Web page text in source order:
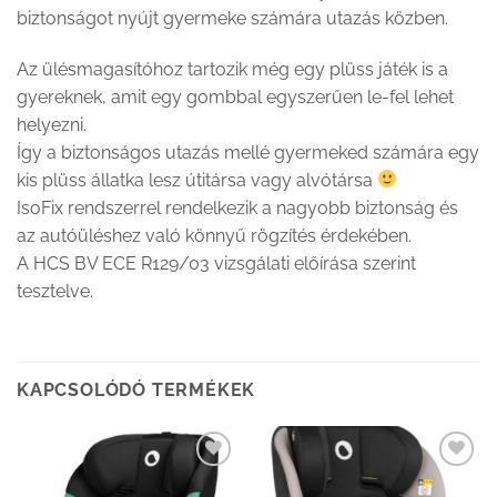
biztonságot nyújt gyermeke számára utazás közben.
Az ülésmagasítóhoz tartozik még egy plüss játék is a
gyereknek, amit egy gombbal egyszerűen le-fel lehet
helyezni.
Így a biztonságos utazás mellé gyermeked számára egy
kis plüss állatka lesz útitársa vagy alvótársa
IsoFix rendszerrel rendelkezik a nagyobb biztonság és
az autóüléshez való könnyű rögzítés érdekében.
A HCS BV ECE R129/03 vizsgálati előírása szerint
tesztelve.
KAPCSOLÓDÓ TERMÉKEK
Kedvenceimhez
Kedvenceimhez